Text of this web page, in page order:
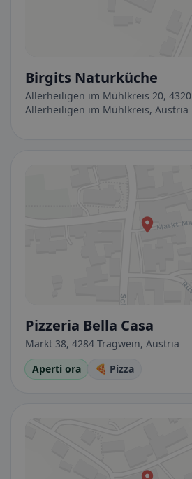
Birgits Naturküche
Allerheiligen im Mühlkreis 20, 4320
Allerheiligen im Mühlkreis, Austria
Pizzeria Bella Casa
Markt 38, 4284 Tragwein, Austria
Aperti ora 🍕 Pizza